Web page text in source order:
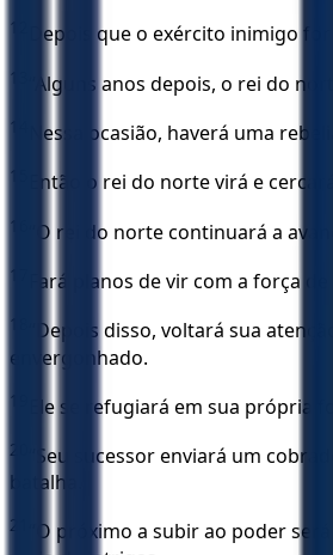
12 Depois que o exército inimigo
13 “Alguns anos depois, o rei do
14 Nessa ocasião, haverá uma
15 Então o rei do norte virá e
16 “O rei do norte continuará a
17 Fará planos de vir com a força
18
“Depois disso, voltará sua
envergonhado.
19 Ele se refugiará em sua própria
20
“Seu sucessor enviará um
batalha.
21
“O próximo a subir ao poder